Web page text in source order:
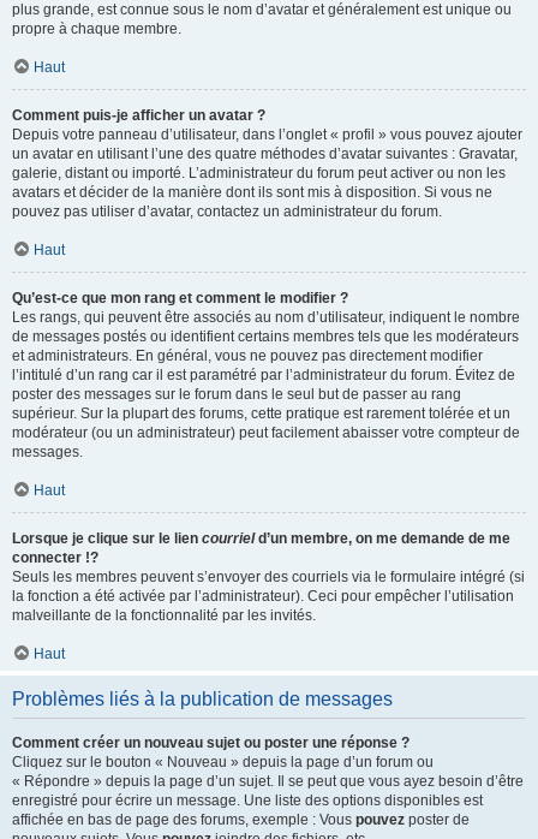
plus grande, est connue sous le nom d’avatar et généralement est unique ou
propre à chaque membre.
Haut
Comment puis-je afficher un avatar ?
Depuis votre panneau d’utilisateur, dans l’onglet « profil » vous pouvez ajouter
un avatar en utilisant l’une des quatre méthodes d’avatar suivantes : Gravatar,
galerie, distant ou importé. L’administrateur du forum peut activer ou non les
avatars et décider de la manière dont ils sont mis à disposition. Si vous ne
pouvez pas utiliser d’avatar, contactez un administrateur du forum.
Haut
Qu’est-ce que mon rang et comment le modifier ?
Les rangs, qui peuvent être associés au nom d’utilisateur, indiquent le nombre
de messages postés ou identifient certains membres tels que les modérateurs
et administrateurs. En général, vous ne pouvez pas directement modifier
l’intitulé d’un rang car il est paramétré par l’administrateur du forum. Évitez de
poster des messages sur le forum dans le seul but de passer au rang
supérieur. Sur la plupart des forums, cette pratique est rarement tolérée et un
modérateur (ou un administrateur) peut facilement abaisser votre compteur de
messages.
Haut
Lorsque je clique sur le lien courrield’un membre, on me demande de me
connecter !?
Seuls les membres peuvent s’envoyer des courriels via le formulaire intégré (si
la fonction a été activée par l’administrateur). Ceci pour empêcher l’utilisation
malveillante de la fonctionnalité par les invités.
Haut
Problèmes liés à la publication de messages
Comment créer un nouveau sujet ou poster une réponse ?
Cliquez sur le bouton « Nouveau » depuis la page d’un forum ou
« Répondre » depuis la page d’un sujet. Il se peut que vous ayez besoin d’être
enregistré pour écrire un message. Une liste des options disponibles est
affichée en bas de page des forums, exemple : Vous pouvez poster de